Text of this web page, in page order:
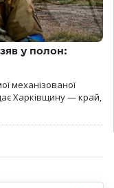
у полон:
механізованої
Харківщину — край,